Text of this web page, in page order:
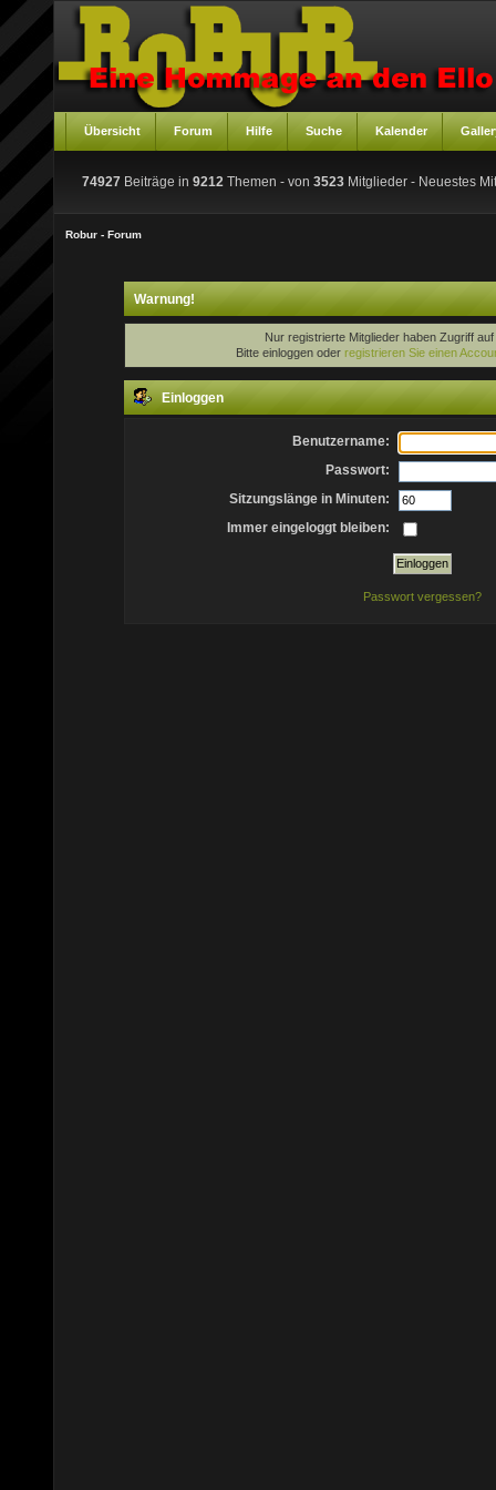
Übersicht Forum Hilfe Suche Kalender
74927 Beiträge in 9212 Themen - von 3523 Mitglieder - Neuestes
Robur - Forum
Warnung!
Nur registrierte Mitglieder haben Zugriff
Bitte einloggen oder registrieren Sie einen
Einloggen
Benutzername:
Passwort:
Sitzungslänge in Minuten:
Immer eingeloggt bleiben:
Passwort vergessen?